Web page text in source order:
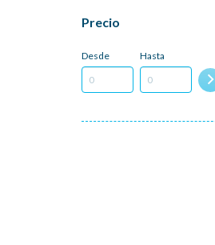
Precio
Desde Hasta